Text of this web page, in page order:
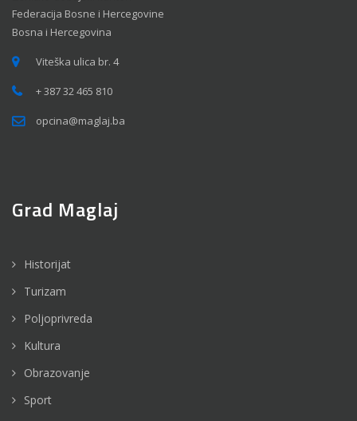
Federacija Bosne i Hercegovine
Bosna i Hercegovina
Viteška ulica br. 4
+ 387 32 465 810
opcina@maglaj.ba
Grad Maglaj
Historijat
Turizam
Poljoprivreda
Kultura
Obrazovanje
Sport